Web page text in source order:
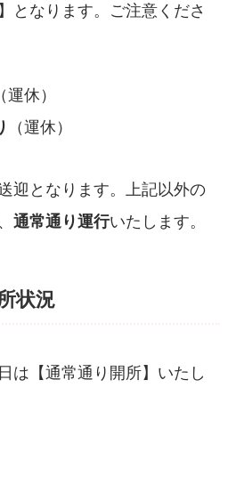
となります。ご注意くださ
（運休）
（運休）
迎となります。上記以外の
通常通り運行いたします。
状況
は【通常通り開所】いたし